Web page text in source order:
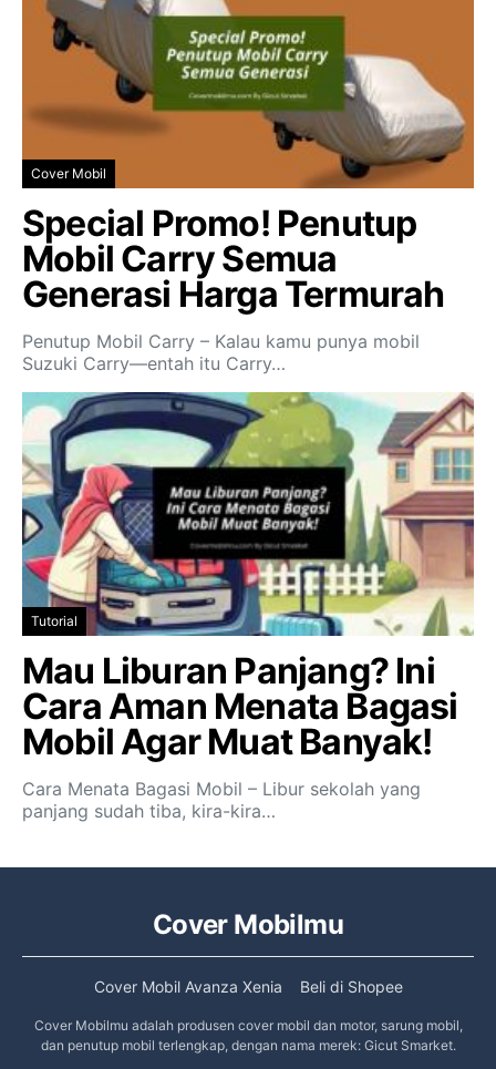
Cover Mobil
Special Promo! Penutup
Mobil Carry Semua
Generasi Harga Termurah
Penutup Mobil Carry – Kalau kamu punya mobil
Suzuki Carry—entah itu Carry…
Tutorial
Mau Liburan Panjang? Ini
Cara Aman Menata Bagasi
Mobil Agar Muat Banyak!
Cara Menata Bagasi Mobil – Libur sekolah yang
panjang sudah tiba, kira-kira…
Cover Mobilmu
Cover Mobil Avanza Xenia Beli di Shopee
Cover Mobilmu adalah produsen cover mobil dan motor, sarung mobil,
dan penutup mobil terlengkap, dengan nama merek: Gicut Smarket.